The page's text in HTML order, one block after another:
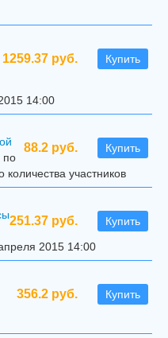
1259.37 руб. Купить
14:00
88.2 руб. Купить
по
количества участников
251.37 руб. Купить
2015 14:00
356.2 руб. Купить